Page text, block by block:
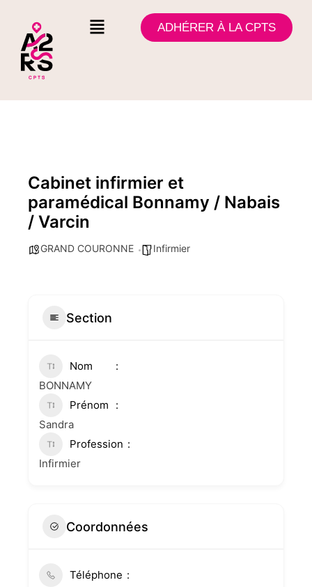
ADHÉRER À LA CPTS
Cabinet infirmier et
paramédical Bonnamy / Nabais
/ Varcin
GRAND COURONNE Infirmier
Section
Nom
BONNAMY
Prénom
Sandra
Profession
Infirmier
Coordonnées
Téléphone